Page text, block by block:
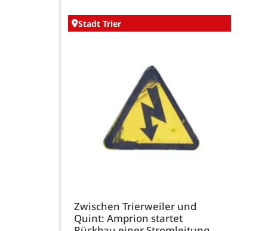
Stadt Trier
Zwischen Trierweiler und
Quint: Amprion startet